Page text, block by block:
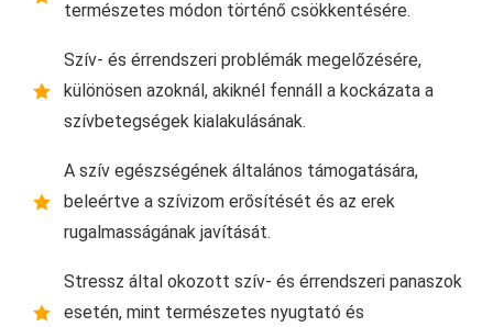
természetes módon történő csökkentésére.
Szív- és érrendszeri problémák megelőzésére,
különösen azoknál, akiknél fennáll a kockázata a
szívbetegségek kialakulásának.
A szív egészségének általános támogatására,
beleértve a szívizom erősítését és az erek
rugalmasságának javítását.
Stressz által okozott szív- és érrendszeri panaszok
esetén, mint természetes nyugtató és